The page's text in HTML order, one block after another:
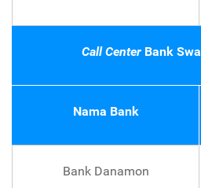
Call Center Bank
Nama Bank
Bank Danamon